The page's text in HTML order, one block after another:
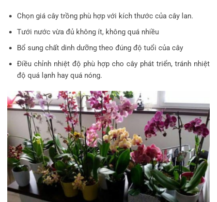
Chọn giá cây trồng phù hợp với kích thước của cây lan.
Tưới nước vừa đủ không ít, không quá nhiều
Bổ sung chất dinh dưỡng theo đúng độ tuổi của cây
Điều chỉnh nhiệt độ phù hợp cho cây phát triển, tránh nhiệt
độ quá lạnh hay quá nóng.